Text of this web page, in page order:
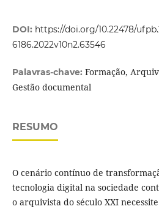
DOI: https://doi.org/10.22478/
6186.2022v10n2.63546
Palavras-chave: Formação,
Gestão documental
RESUMO
O cenário contínuo de
tecnologia digital na sociedade
o arquivista do século XXI